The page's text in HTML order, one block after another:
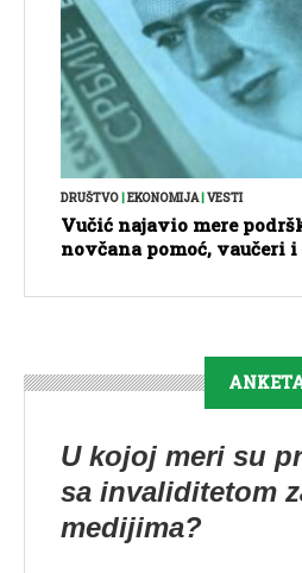
DRUŠTVO EKONOMIJA| VESTI
Vučić najavio mere
novčana pomoć, vaučeri
U kojoj meri su
sa invaliditetom
medijima?